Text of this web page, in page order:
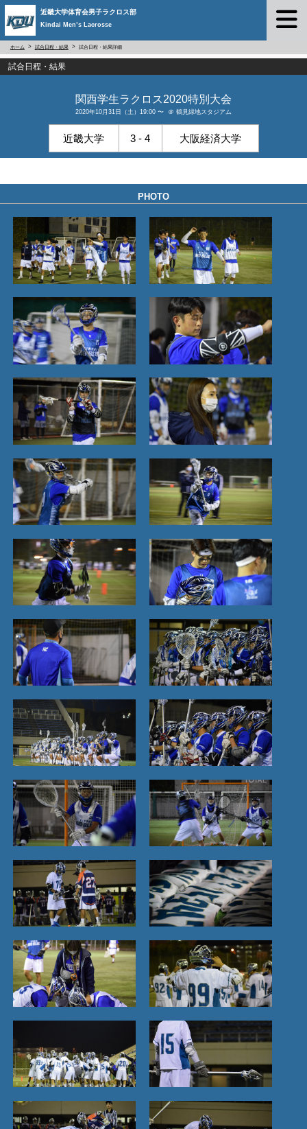
近畿大学体育会男子ラクロス部
Kindai Men’s Lacrosse
ホーム 試合日程・結果 試合日程・結果詳細
試合日程・結果
関西学生ラクロス2020特別大会
2020年10月31日（土）19:00 〜 ＠ 鶴見緑地スタジアム
近畿大学 3 - 4 大阪経済大学
PHOTO